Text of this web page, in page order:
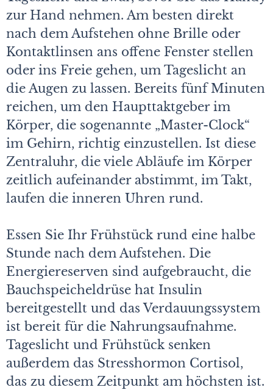
zur Hand nehmen. Am besten direkt
nach dem Aufstehen ohne Brille oder
Kontaktlinsen ans offene Fenster stellen
oder ins Freie gehen, um Tageslicht an
die Augen zu lassen. Bereits fünf Minuten
reichen, um den Haupttaktgeber im
Körper, die sogenannte „Master-Clock“
im Gehirn, richtig einzustellen. Ist diese
Zentraluhr, die viele Abläufe im Körper
zeitlich aufeinander abstimmt, im Takt,
laufen die inneren Uhren rund.
Essen Sie Ihr Frühstück rund eine halbe
Stunde nach dem Aufstehen. Die
Energiereserven sind aufgebraucht, die
Bauchspeicheldrüse hat Insulin
bereitgestellt und das Verdauungssystem
ist bereit für die Nahrungsaufnahme.
Tageslicht und Frühstück senken
außerdem das Stress­hormon Cortisol,
das zu diesem Zeitpunkt am höchsten ist.